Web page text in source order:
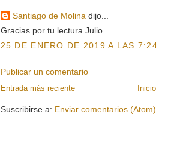
Santiago de Molina dijo...
Gracias por tu lectura Julio
25 DE ENERO DE 2019 A LAS 7:24
Publicar un comentario
Entrada más reciente Inicio
Suscribirse a: Enviar comentarios (Atom)